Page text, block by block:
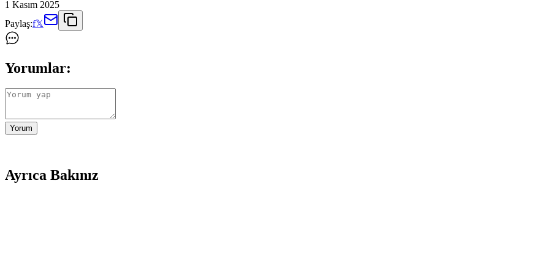
1 Kasım 2025
Paylaş:f𝕏
Yorumlar:
Yorum
Ayrıca Bakınız